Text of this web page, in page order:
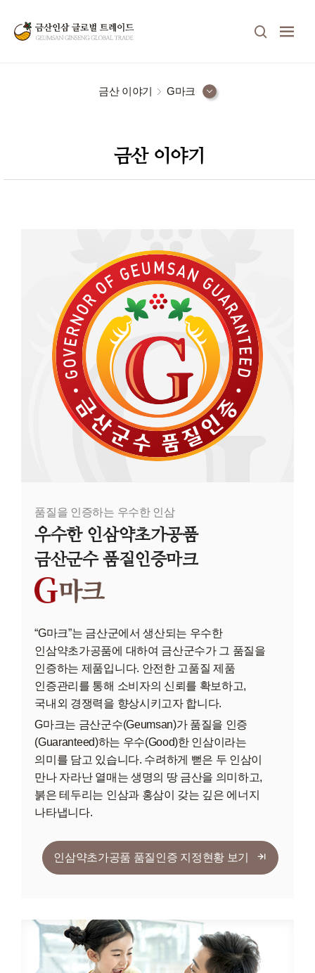
금산 이야기 G마크
금산 이야기
품질을 인증하는 우수한 인삼
우수한 인삼약초가공품
금산군수 품질인증마크
“G마크”는 금산군에서 생산되는 우수한
인삼약초가공품에 대하여 금산군수가 그 품질을
인증하는 제품입니다. 안전한 고품질 제품
인증관리를 통해 소비자의 신뢰를 확보하고,
국내외 경쟁력을 향상시키고자 합니다.
G마크는 금산군수(Geumsan)가 품질을 인증
(Guaranteed)하는 우수(Good)한 인삼이라는
의미를 담고 있습니다. 수려하게 뻗은 두 인삼이
만나 자라난 열매는 생명의 땅 금산을 의미하고,
붉은 테두리는 인삼과 홍삼이 갖는 깊은 에너지
나타냅니다.
인삼약초가공품 품질인증 지정현황 보기